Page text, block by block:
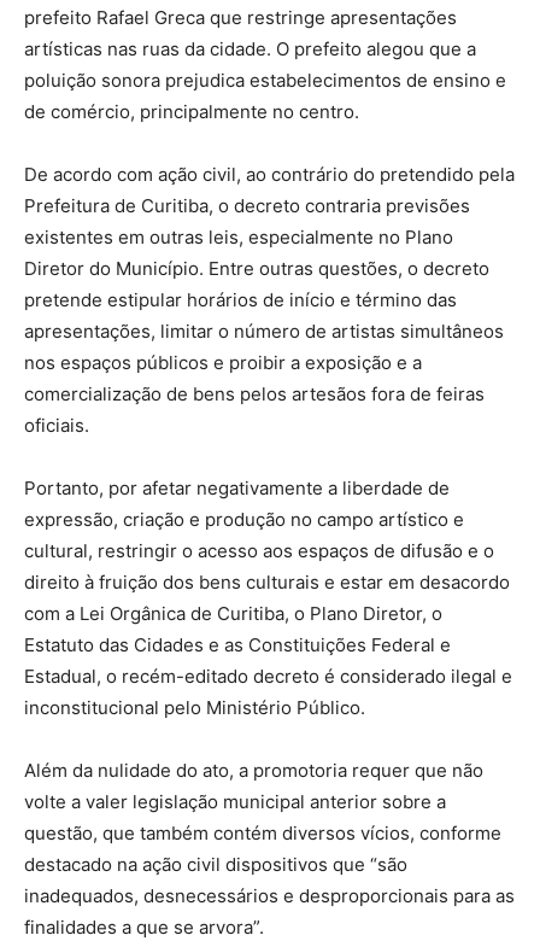
prefeito Rafael Greca que restringe apresentações
artísticas nas ruas da cidade. O prefeito alegou que a
poluição sonora prejudica estabelecimentos de ensino e
de comércio, principalmente no centro.
De acordo com ação civil, ao contrário do pretendido pela
Prefeitura de Curitiba, o decreto contraria previsões
existentes em outras leis, especialmente no Plano
Diretor do Município. Entre outras questões, o decreto
pretende estipular horários de início e término das
apresentações, limitar o número de artistas simultâneos
nos espaços públicos e proibir a exposição e a
comercialização de bens pelos artesãos fora de feiras
oficiais.
Portanto, por afetar negativamente a liberdade de
expressão, criação e produção no campo artístico e
cultural, restringir o acesso aos espaços de difusão e o
direito à fruição dos bens culturais e estar em desacordo
com a Lei Orgânica de Curitiba, o Plano Diretor, o
Estatuto das Cidades e as Constituições Federal e
Estadual, o recém-editado decreto é considerado ilegal e
inconstitucional pelo Ministério Público.
Além da nulidade do ato, a promotoria requer que não
volte a valer legislação municipal anterior sobre a
questão, que também contém diversos vícios, conforme
destacado na ação civil dispositivos que “são
inadequados, desnecessários e desproporcionais para as
finalidades a que se arvora”.